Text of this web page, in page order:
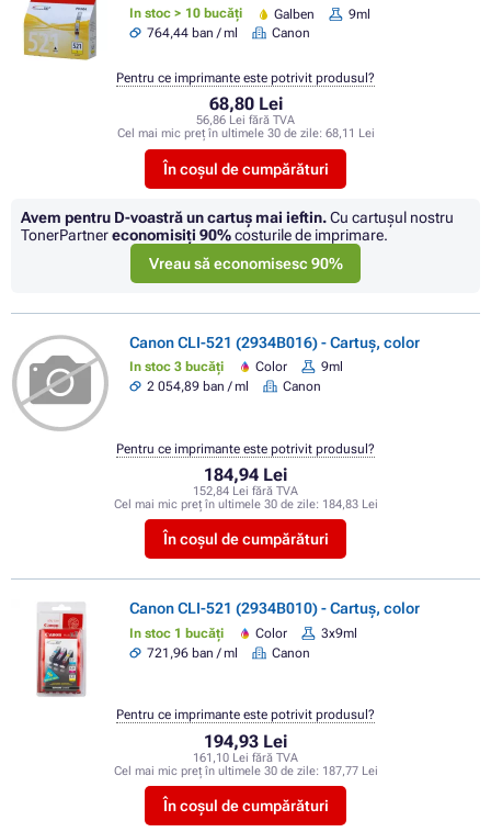
In stoc > 10 bucăți Galben
9ml
764,44 ban / ml
Canon
68,80 Lei
56,86 Lei fără TVA
Cel mai mic preț în ultimele 30 de zile: 68,11 Lei
În coșul de cumpărături
Pentru ce imprimante este potrivit produsul?
Avem pentru D-voastră un cartuș mai ieftin.Cu cartuşul nostru
TonerPartnereconomisiţi 90%costurile de imprimare.
Vreau să economisesc 90%
Canon CLI-521 (2934B016) - Cartuș, color
In stoc 3 bucăți Color
9ml
2 054,89 ban / ml
Canon
184,94 Lei
152,84 Lei fără TVA
Cel mai mic preț în ultimele 30 de zile: 184,83 Lei
În coșul de cumpărături
Pentru ce imprimante este potrivit produsul?
Canon CLI-521 (2934B010) - Cartuș, color
In stoc 1 bucăți Color
3x9ml
721,96 ban / ml
Canon
194,93 Lei
161,10 Lei fără TVA
Cel mai mic preț în ultimele 30 de zile: 187,77 Lei
În coșul de cumpărături
Pentru ce imprimante este potrivit produsul?